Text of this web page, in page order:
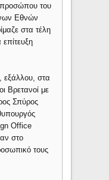
του
Εθνών
στα τέλη
επίτευξη
εξάλλου, στα
Βρετανοί με
Σπύρος
Office
στο
τους